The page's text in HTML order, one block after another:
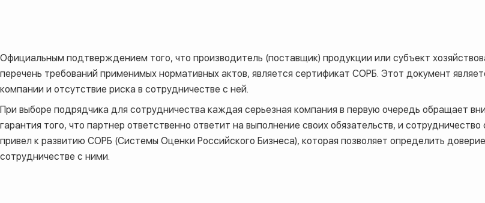
Официальным подтверждением того, что производитель (поставщик) продукции или субъект
перечень требований применимых нормативных актов, является сертификат СОРБ. Этот документ
компании и отсутствие риска в сотрудничестве с ней.
При выборе подрядчика для сотрудничества каждая серьезная компания в первую очередь обращает
гарантия того, что партнер ответственно ответит на выполнение своих обязательств, и
привел к развитию СОРБ (Системы Оценки Российского Бизнеса), которая позволяет определить
сотрудничестве с ними.